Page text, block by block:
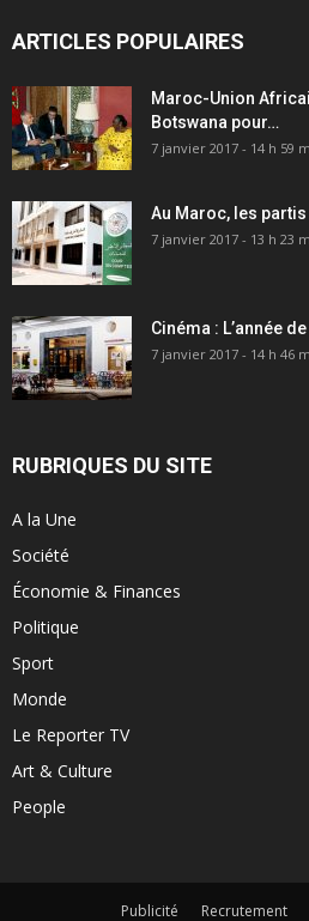
ARTICLES POPULAIRES
Maroc-Union
Botswana pour…
7 janvier 2017 - 14 h 59
Au Maroc, les
7 janvier 2017 - 13 h 23
Cinéma : L’année
7 janvier 2017 - 14 h 46
RUBRIQUES DU SITE
A la Une
Société
Économie & Finances
Politique
Sport
Monde
Le Reporter TV
Art & Culture
People
Publicité Recrutement